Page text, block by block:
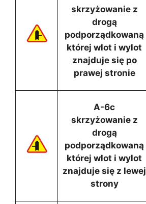
skrzyżowanie z
drogą
podporządkowaną
której wlot i wylot
znajduje się po
prawej stronie
A-6c
skrzyżowanie z
drogą
podporządkowaną
której wlot i wylot
znajduje się z lewej
strony